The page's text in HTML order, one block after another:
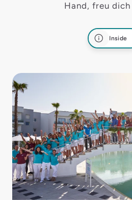
Hand, freu
Inside